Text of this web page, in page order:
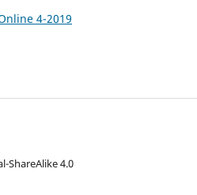
4-2019
ShareAlike 4.0